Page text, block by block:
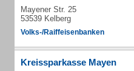
Mayener Str. 25
53539 Kelberg
Volks-/Raiffeisenbanken
Kreissparkasse Mayen